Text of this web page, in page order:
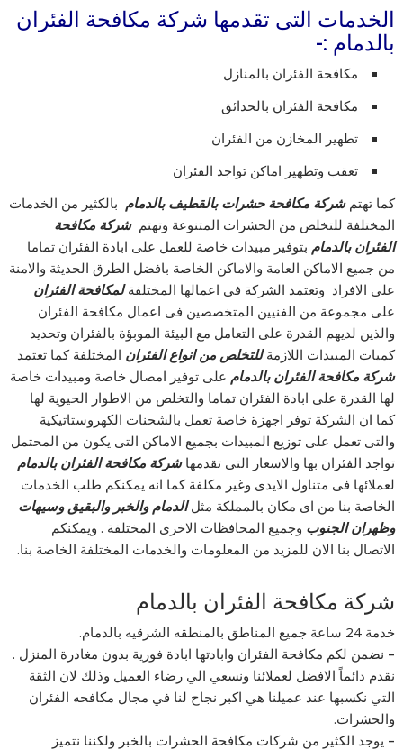
الخدمات التى تقدمها شركة مكافحة الفئران
بالدمام :-
مكافحة الفئران بالمنازل
مكافحة الفئران بالحدائق
تطهير المخازن من الفئران
تعقب وتطهير اماكن تواجد الفئران
كما تهتمشركة مكافحة حشرات بالقطيف بالدمام بالكثير من الخدمات
المختلفة للتخلص من الحشرات المتنوعة وتهتمشركة مكافحة
الفئران بالدمام بتوفير مبيدات خاصة للعمل على ابادة الفئران تماما
من جميع الاماكن العامة والاماكن الخاصة بافضل الطرق الحديثة والامنة
على الافراد وتعتمد الشركة فى اعمالها المختلفةلمكافحة الفئران
على مجموعة من الفنيين المتخصصين فى اعمال مكافحة الفئران
والذين لديهم القدرة على التعامل مع البيئة الموبؤة بالفئران وتحديد
كميات المبيدات اللازمةللتخلص من انواع الفئران المختلفة كما تعتمد
شركة مكافحة الفئران بالدمام على توفير امصال خاصة ومبيدات خاصة
لها القدرة على ابادة الفئران تماما والتخلص من الاطوار الحيوية لها
كما ان الشركة توفر اجهزة خاصة تعمل بالشحنات الكهروستاتيكية
والتى تعمل على توزيع المبيدات بجميع الاماكن التى يكون من المحتمل
تواجد الفئران بها والاسعار التى تقدمهاشركة مكافحة الفئران بالدمام
لعملائها فى متناول الايدى وغير مكلفة كما انه يمكنكم طلب الخدمات
الخاصة بنا من اى مكان بالمملكة مثلالدمام والخبر والبقيق وسيهات
وظهران الجنوب وجميع المحافظات الاخرى المختلفة . ويمكنكم
الاتصال بنا الان للمزيد من المعلومات والخدمات المختلفة الخاصة بنا.
شركة مكافحة الفئران بالدمام
خدمة 24 ساعة جميع المناطق بالمنطقه الشرقيه بالدمام.
– نضمن لكم مكافحة الفئران وابادتها ابادة فورية بدون مغادرة المنزل .
نقدم دائماً الافضل لعملائنا ونسعي الي رضاء العميل وذلك لان الثقة
التي نكسبها عند عميلنا هي اكبر نجاح لنا في مجال مكافحه الفئران
والحشرات.
– يوجد الكثير من شركات مكافحة الحشرات بالخبر ولكننا نتميز